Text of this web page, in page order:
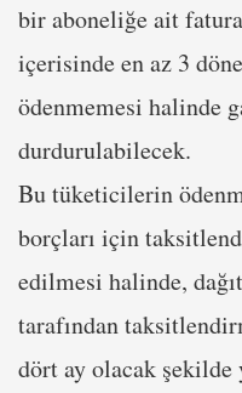
bir aboneliğe ait
içerisinde en az 3
ödenmemesi halinde
durdurulabilecek.
Bu tüketicilerin
borçları için
edilmesi halinde,
tarafından
dört ay olacak şekilde